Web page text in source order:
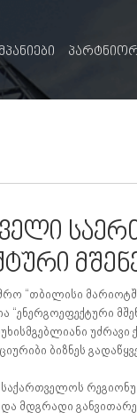
“თბილისი
ბიზნეს
საქართველოს
მდგრადი